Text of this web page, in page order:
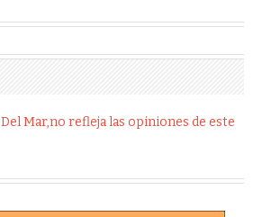
Mar,no refleja las opiniones de este